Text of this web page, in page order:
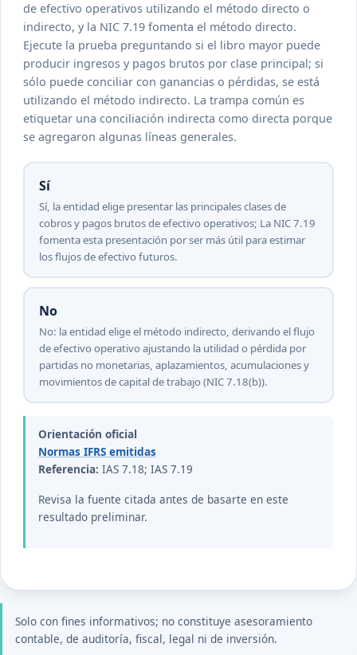
de efectivo operativos utilizando el método directo o
indirecto, y la NIC 7.19 fomenta el método directo.
Ejecute la prueba preguntando si el libro mayor puede
producir ingresos y pagos brutos por clase principal; si
sólo puede conciliar con ganancias o pérdidas, se está
utilizando el método indirecto. La trampa común es
etiquetar una conciliación indirecta como directa porque
se agregaron algunas líneas generales.
Sí
Sí, la entidad elige presentar las principales clases de
cobros y pagos brutos de efectivo operativos; La NIC 7.19
fomenta esta presentación por ser más útil para estimar
los flujos de efectivo futuros.
No
No: la entidad elige el método indirecto, derivando el flujo
de efectivo operativo ajustando la utilidad o pérdida por
partidas no monetarias, aplazamientos, acumulaciones y
movimientos de capital de trabajo (NIC 7.18(b)).
Orientación oficial
Normas IFRS emitidas
Referencia: IAS 7.18; IAS 7.19
Revisa la fuente citada antes de basarte en este
resultado preliminar.
Solo con fines informativos; no constituye asesoramiento
contable, de auditoría, fiscal, legal ni de inversión.